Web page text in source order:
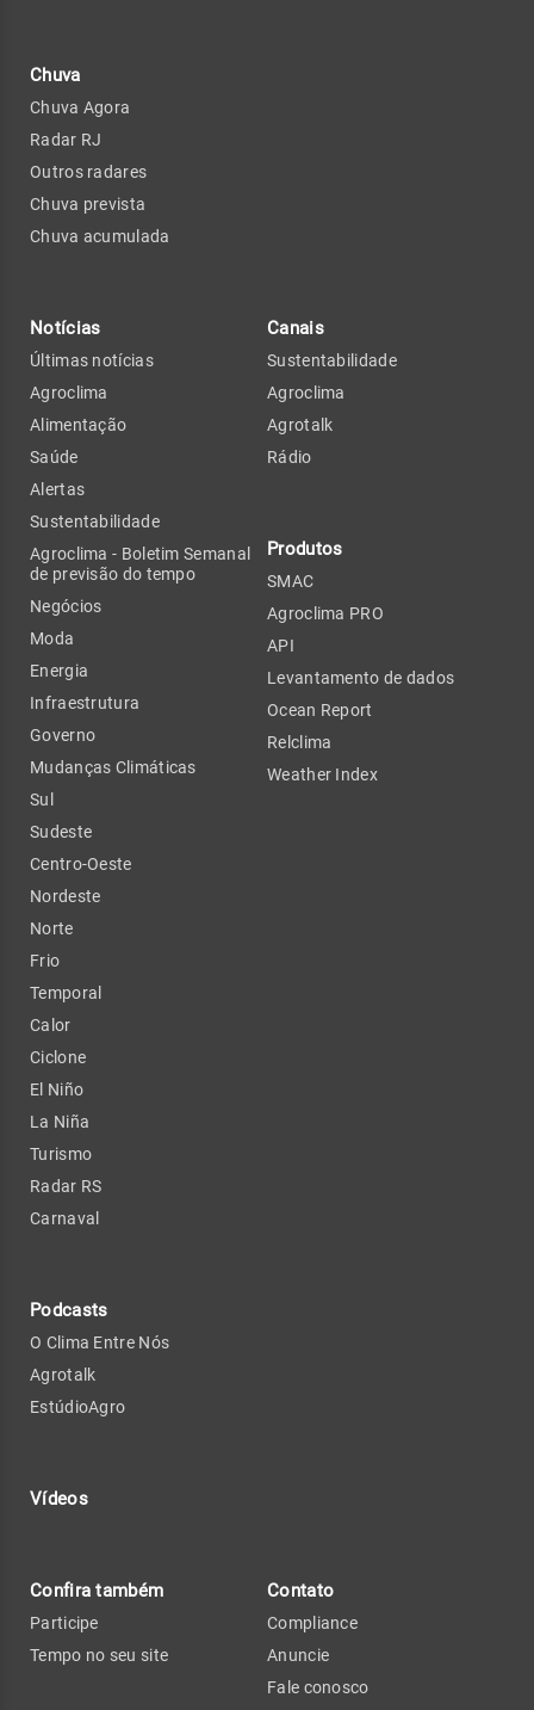
Chuva
Chuva Agora
Radar RJ
Outros radares
Chuva prevista
Chuva acumulada
Notícias
Últimas notícias
Agroclima
Alimentação
Saúde
Alertas
Sustentabilidade
Agroclima - Boletim Semanal
de previsão do tempo
Negócios
Moda
Energia
Infraestrutura
Governo
Mudanças Climáticas
Sul
Sudeste
Centro-Oeste
Nordeste
Norte
Frio
Temporal
Calor
Ciclone
El Niño
La Niña
Turismo
Radar RS
Carnaval
Podcasts
O Clima Entre Nós
Agrotalk
EstúdioAgro
Vídeos
Canais
Sustentabilidade
Agroclima
Agrotalk
Rádio
Produtos
SMAC
Agroclima PRO
API
Levantamento de dados
Ocean Report
Relclima
Weather Index
Confira também
Participe
Tempo no seu site
Contato
Compliance
Anuncie
Fale conosco